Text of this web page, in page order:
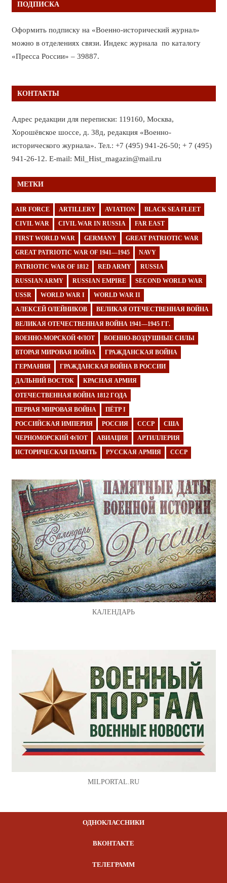
ПОДПИСКА
Оформить подписку на «Военно-исторический журнал»
можно в отделениях связи. Индекс журнала по каталогу
«Пресса России» – 39887.
КОНТАКТЫ
Адрес редакции для переписки: 119160, Москва,
Хорошёвское шоссе, д. 38д, редакция «Военно-
исторического журнала». Тел.: +7 (495) 941-26-50; + 7 (495)
941-26-12. E-mail: Mil_Hist_magazin@mail.ru
МЕТКИ
AIR FORCE ARTILLERY AVIATION BLACK SEA FLEET
CIVIL WAR CIVIL WAR IN RUSSIA FAR EAST
FIRST WORLD WAR GERMANY GREAT PATRIOTIC WAR
GREAT PATRIOTIC WAR OF 1941—1945 NAVY
PATRIOTIC WAR OF 1812 RED ARMY RUSSIA
RUSSIAN ARMY RUSSIAN EMPIRE SECOND WORLD WAR
USSR WORLD WAR I WORLD WAR II
АЛЕКСЕЙ ОЛЕЙНИКОВ ВЕЛИКАЯ ОТЕЧЕСТВЕННАЯ ВОЙНА
ВЕЛИКАЯ ОТЕЧЕСТВЕННАЯ ВОЙНА 1941—1945 ГГ.
ВОЕННО-МОРСКОЙ ФЛОТ ВОЕННО-ВОЗДУШНЫЕ СИЛЫ
ВТОРАЯ МИРОВАЯ ВОЙНА ГРАЖДАНСКАЯ ВОЙНА
ГЕРМАНИЯ ГРАЖДАНСКАЯ ВОЙНА В РОССИИ
ДАЛЬНИЙ ВОСТОК КРАСНАЯ АРМИЯ
ОТЕЧЕСТВЕННАЯ ВОЙНА 1812 ГОДА
ПЕРВАЯ МИРОВАЯ ВОЙНА ПЁТР I
РОССИЙСКАЯ ИМПЕРИЯ РОССИЯ СССР США
ЧЕРНОМОРСКИЙ ФЛОТ АВИАЦИЯ АРТИЛЛЕРИЯ
ИСТОРИЧЕСКАЯ ПАМЯТЬ РУССКАЯ АРМИЯ СССР
КАЛЕНДАРЬ
MILPORTAL.RU
ОДНОКЛАССНИКИ
ВКОНТАКТЕ
ТЕЛЕГРАММ